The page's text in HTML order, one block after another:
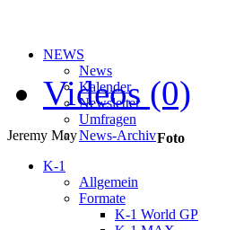
NEWS
News
Kalender
Newsletter
Umfragen
News-Archiv
K-1
Allgemein
Formate
K-1 World GP
Videos (0)
Jeremy May Foto